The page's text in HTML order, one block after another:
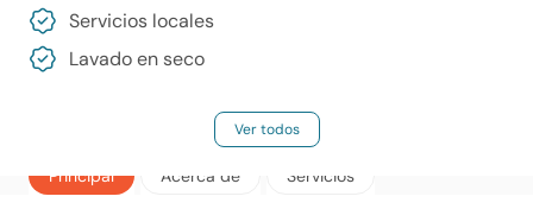
Principal Acerca de Servicios
Servicios locales
Lavado en seco
Ver todos